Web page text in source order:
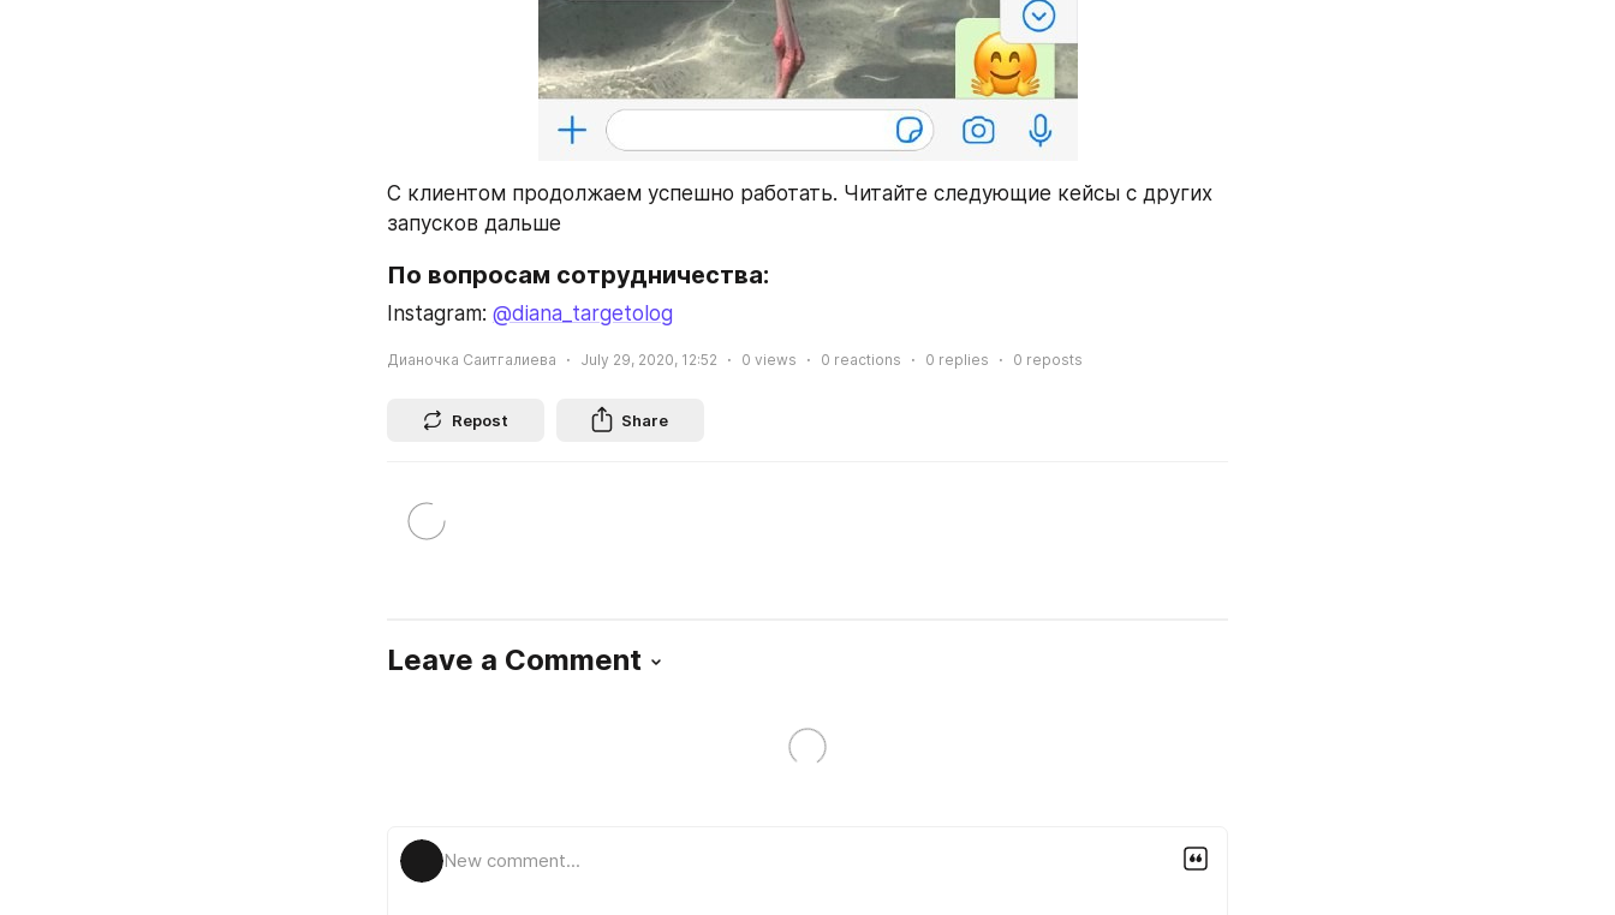
С клиентом продолжаем успешно работать. Читайте следующие кейсы с других
запусков дальше
По вопросам сотрудничества:
Instagram: @diana_targetolog
Дианочка Саитгалиева July 29, 2020, 12:52 0 views 0 reactions 0 replies 0 reposts
Repost Share
Leave a Comment